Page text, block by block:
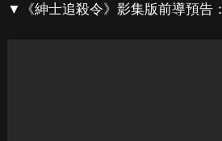
▼《紳士追殺令》影集版前導預告：